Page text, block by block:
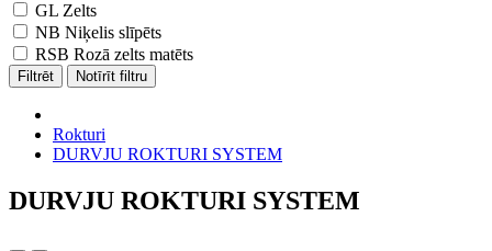
GL Zelts
NB Niķelis slīpēts
RSB Rozā zelts matēts
Filtrēt Notīrīt filtru
Rokturi
DURVJU ROKTURI SYSTEM
DURVJU ROKTURI SYSTEM